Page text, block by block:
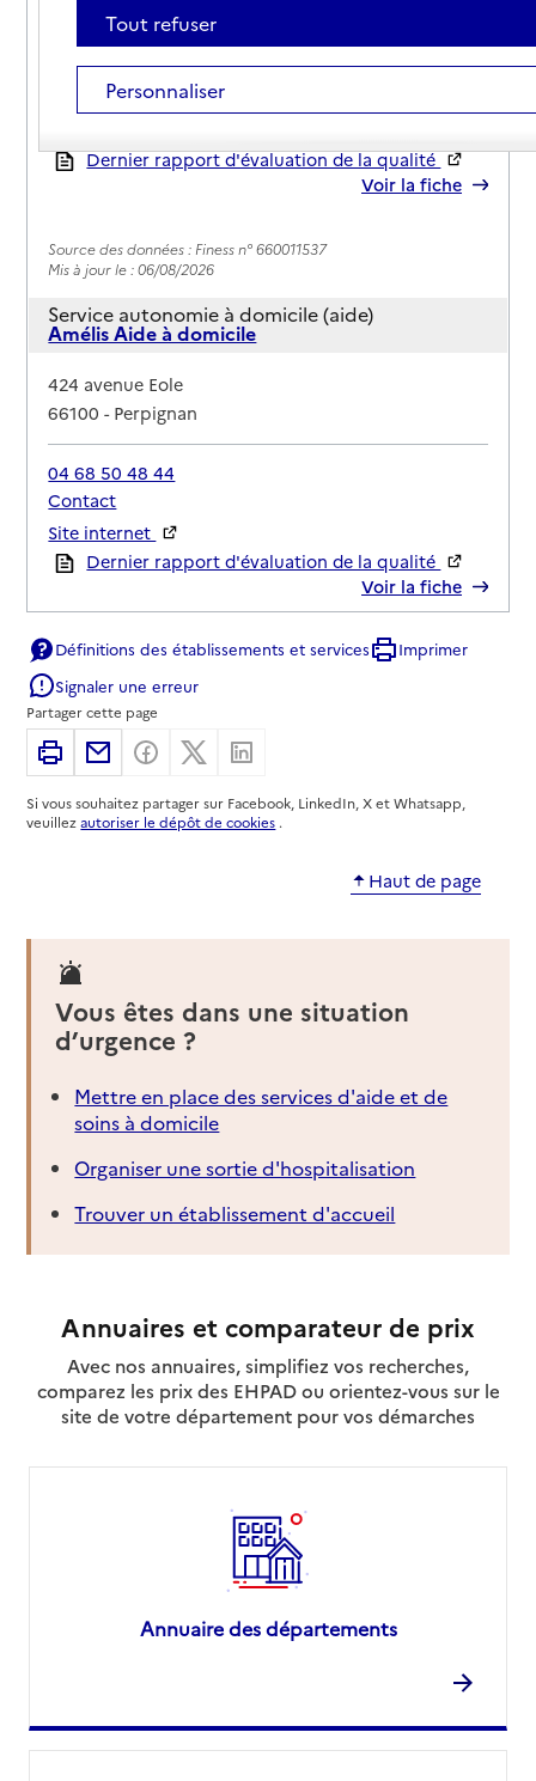
-Perpignan
04 68 05 25 05
Contact
Rapport HAS
Dernier rapport d'évaluation de la qualité
Voir la fiche
Source des données : Finess n° 660011537
Mis à jour le : 06/08/2026
Service autonomie à domicile (aide)
Amélis Aide à domicile
Adresse
424 avenue Eole
66100-Perpignan
04 68 50 48 44
Contact
Site internet
Rapport HAS
Dernier rapport d'évaluation de la qualité
Voir la fiche
Source des données : Finess n° 660010224
Mis à jour le : 06/08/2026
Service autonomie à domicile (aide)
Arrélia services
Adresse
66100-Perpignan
Mis à jour le : 06/08/2026
Service autonomie à domicile (aide)
Adresse
Rue François Broussais CS 20007
66100
Perpignan
04 68 98 39 11
Voir la fiche
Source des données : Finess n° 660009234
Mis à jour le : 06/08/2026
Service autonomie à domicile (aide)
115 avenue Georges Guynemer
04 68 66 98 98
Voir la fiche
Définitions des établissements et services
Imprimer
Signaler une erreur
Partager cette page
ImprimerPartager par email
Partager sur Facebook
Partager sur X
Si vous souhaitez partager sur Facebook, LinkedIn, X et Whatsapp,
veuillezautoriser le dépôt de cookies .
Haut de page
Vous êtes dans une situation
d’urgence ?
Mettre en place des services d'aide et de
soins à domicile
Organiser une sortie d'hospitalisation
Trouver un établissement d'accueil
Annuaires et comparateur de prix
Avec nos annuaires, simplifiez vos recherches,
comparez les prix des EHPAD ou orientez-vous sur le
site de votre département pour vos démarches
Annuaire des départements
Tout refuser
Personnaliser